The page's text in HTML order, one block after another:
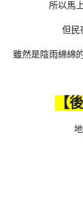
所以馬
但民
雖然是陰雨綿綿
【